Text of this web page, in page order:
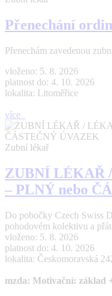
Přenechání
Přenechám zavedenou
vloženo: 5. 8. 2026
platnost do: 4. 10. 2026
lokalita: Litoměřice
více
Zubní lékař
ZUBNÍ LÉKAŘ
– PLNÝ nebo
Do pobočky Czech Swiss
pohodovém kolektivu a
vloženo: 5. 8. 2026
platnost do: 4. 10. 2026
lokalita: Českomoravská
mzda: Motivační: základ